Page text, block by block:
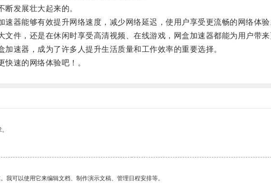
发展壮大起来的。
器能够有效提升网络速度，减少网络延迟，使用户享受更流畅的网络体验
，还是在休闲时享受高清视频、在线游戏，网盒加速器都能为用户带来
速器，成为了许多人提升生活质量和工作效率的重要选择。
速的网络体验吧！。
我可以使用它来编辑文档、制作演示文稿、管理日程安排等。